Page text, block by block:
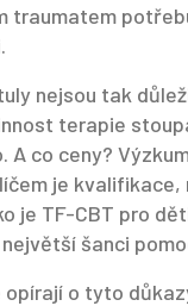
traumatem
nejsou tak
terapie
A co ceny?
je kvalifikace,
TF-CBT pro
šanci
o tyto